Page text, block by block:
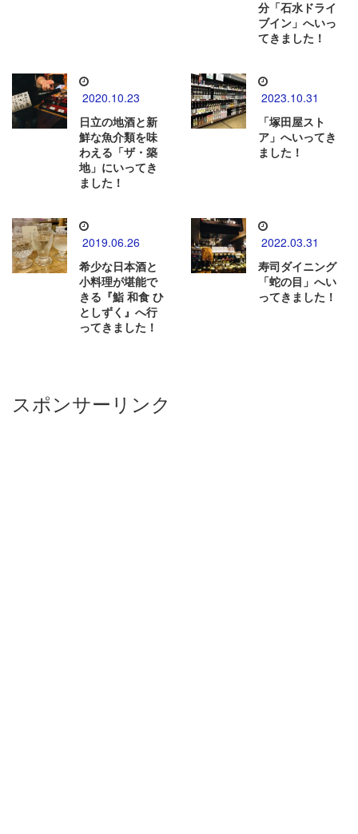
分「石水ドライ
ブイン」へいっ
てきました！
2020.10.23
日立の地酒と新
鮮な魚介類を味
わえる「ザ・築
地」にいってき
ました！
2023.10.31
「塚田屋スト
ア」へいってき
ました！
2019.06.26
希少な日本酒と
小料理が堪能で
きる『鮨 和食 ひ
としずく』へ行
ってきました！
2022.03.31
寿司ダイニング
「蛇の目」へい
ってきました！
スポンサーリンク